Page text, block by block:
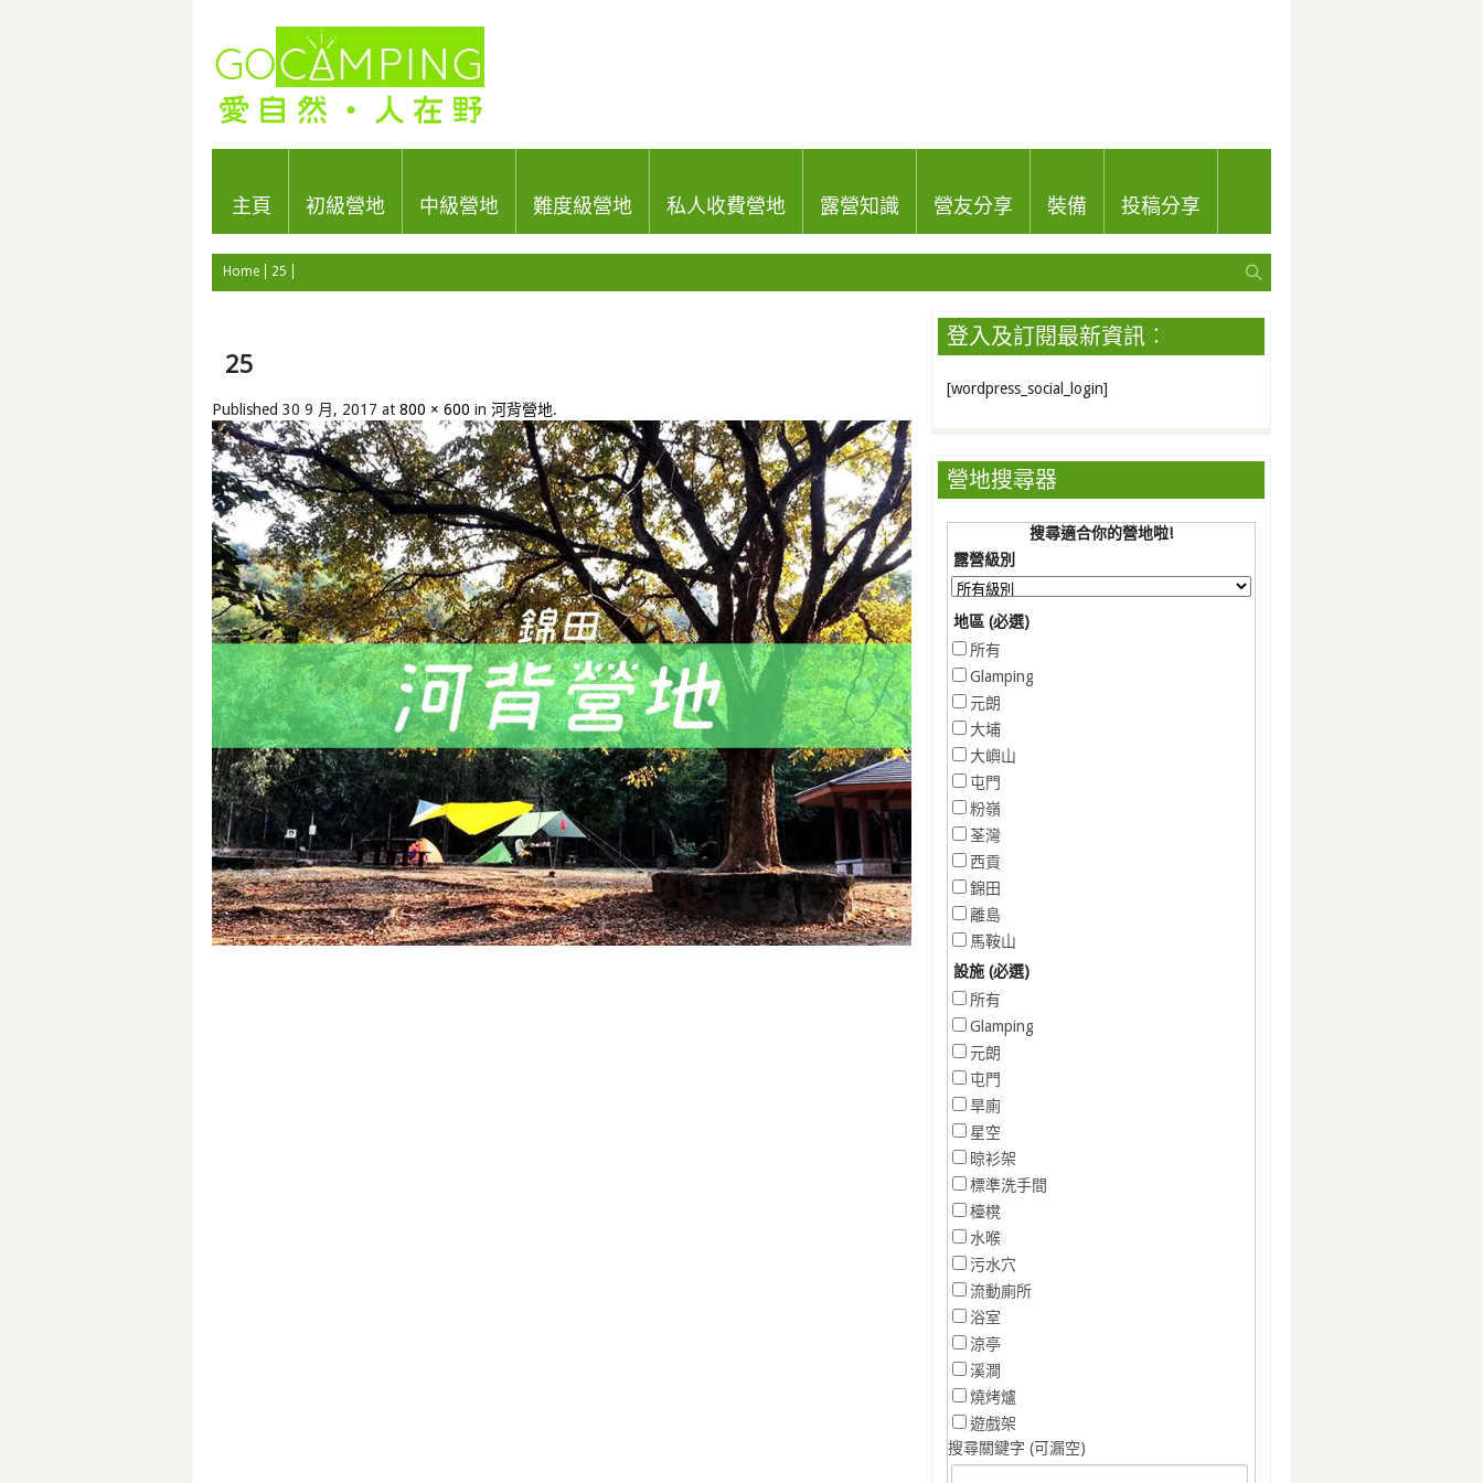
主頁 初級營地 中級營地 難度級營地 私人收費營地 露營知識 營友分享 裝備 投稿分享
Home 25
25
Published 30 9 月, 2017 at 800 × 600 in 河背營地.
登入及訂閱最新資訊︰
[wordpress_social_login]
營地搜尋器
搜尋適合你的營地啦!
露營級別
地區 (必選)
所有
Glamping
元朗
大埔
大嶼山
屯門
粉嶺
荃灣
西貢
錦田
離島
馬鞍山
設施 (必選)
所有
Glamping
元朗
屯門
旱廁
星空
晾衫架
標準洗手間
檯櫈
水喉
污水穴
流動廁所
浴室
涼亭
溪澗
燒烤爐
遊戲架
搜尋關鍵字 (可漏空)